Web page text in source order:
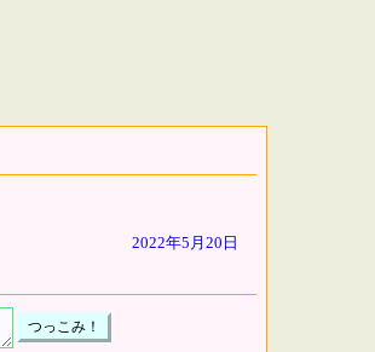
2022年5月20日